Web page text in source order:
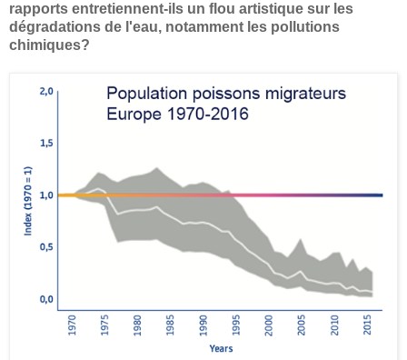
rapports entretiennent-ils un flou artistique sur les
dégradations de l'eau, notamment les pollutions
chimiques?